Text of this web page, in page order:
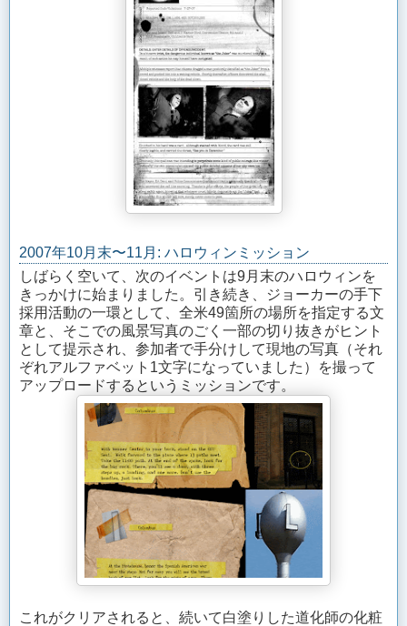
2007年10月末〜11月: ハロウィンミッション
しばらく空いて、次のイベントは9月末のハロウィンを
きっかけに始まりました。引き続き、ジョーカーの手下
採用活動の一環として、全米49箇所の場所を指定する文
章と、そこでの風景写真のごく一部の切り抜きがヒント
として提示され、参加者で手分けして現地の写真（それ
ぞれアルファベット1文字になっていました）を撮って
アップロードするというミッションです。
これがクリアされると、続いて白塗りした道化師の化粧